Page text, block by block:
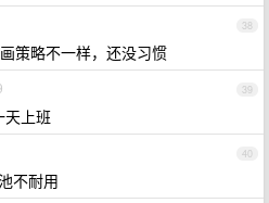
38
策略不一样，还没习惯
39
天上班
40
不耐用